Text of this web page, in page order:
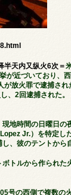
半天内又纵火6次＝
が近づいており、
放火罪で逮捕さ
、2回逮捕された
地時間の日曜日の
Jr.）を特定し
、彼のテントから
トルから作られた
号の西側で複数の